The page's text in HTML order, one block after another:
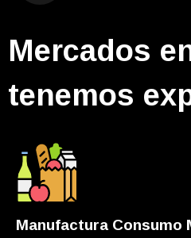
Mercados
tenemos
Manufactura Consumo